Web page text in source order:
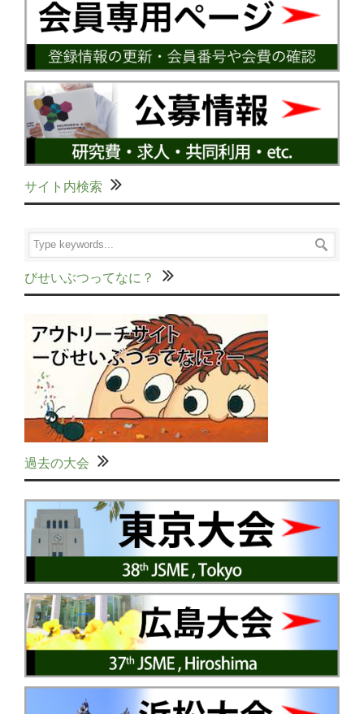
サイト内検索
びせいぶつってなに？
過去の大会